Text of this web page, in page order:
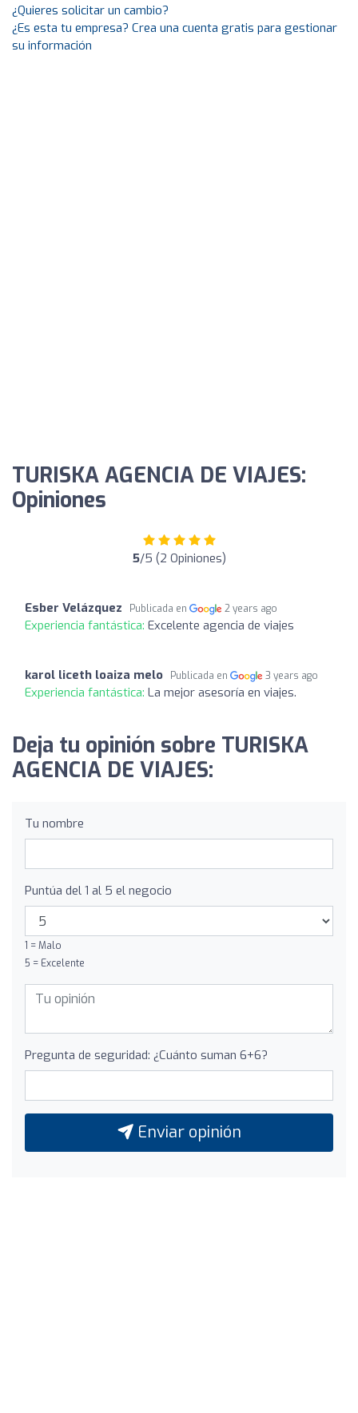
¿Quieres solicitar un cambio?
¿Es esta tu empresa? Crea una cuenta gratis para gestionar
su información
TURISKA AGENCIA DE VIAJES:
Opiniones
5/5 (2 Opiniones)
Esber Velázquez Publicada en 2 years ago
Experiencia fantástica: Excelente agencia de viajes
karol liceth loaiza melo Publicada en 3 years ago
Experiencia fantástica: La mejor asesoría en viajes.
Deja tu opinión sobre TURISKA
AGENCIA DE VIAJES:
Tu nombre
Puntúa del 1 al 5 el negocio
1 = Malo
5 = Excelente
Pregunta de seguridad: ¿Cuánto suman 6+6?
Enviar opinión